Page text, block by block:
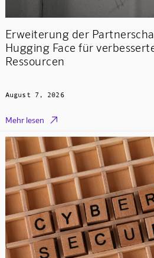
Erweiterung der
Hugging Face für
Ressourcen
August 7, 2026
Mehr lesen 